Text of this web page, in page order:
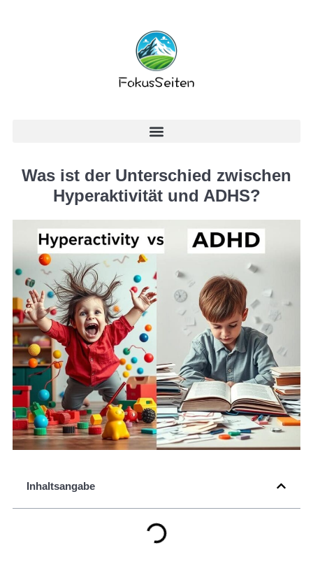
Was ist der Unterschied zwischen
Hyperaktivität und ADHS?
Inhaltsangabe